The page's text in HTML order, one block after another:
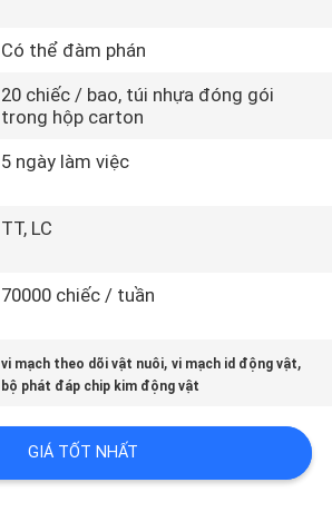
Có thể đàm phán
20 chiếc / bao, túi nhựa đóng gói
trong hộp carton
5 ngày làm việc
TT, LC
70000 chiếc / tuần
vi mạch theo dõi vật nuôi,vi mạch id động vật,
bộ phát đáp chip kim động vật
GIÁ TỐT NHẤT